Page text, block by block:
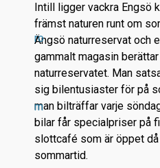
ro
m
Intill ligger vackra Engsö
främst naturen runt om
Ängsö naturreservat och
gammalt magasin
naturreservatet. Man
sig bilentusiaster för på
man bilträffar varje
bilar får specialpriser på
slottcafé som är öppet
sommartid.